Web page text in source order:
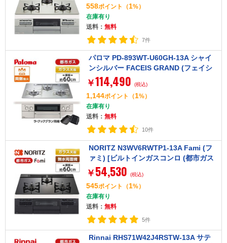
558ポイント （1%）
在庫有り
送料： 無料
7件
パロマ PD-893WT-U60GH-13A シャイ
ンシルバー FACEIS GRAND (フェイシ
ス グランド) [ビルトインガスコンロ (都
市ガス用・3口・左右強火タイプ・幅60
cm)]
￥114,490 (税込)
1,144ポイント （1%）
在庫有り
送料： 無料
10件
NORITZ N3WV6RWTP1-13A Fami (フ
ァミ) [ビルトインガスコンロ (都市ガス
用・3口・両側強火タイプ・幅60cm)]
￥ 54,530 (税込)
545ポイント （1%）
在庫有り
送料： 無料
5件
Rinnai RHS71W42J4RSTW-13A サテ